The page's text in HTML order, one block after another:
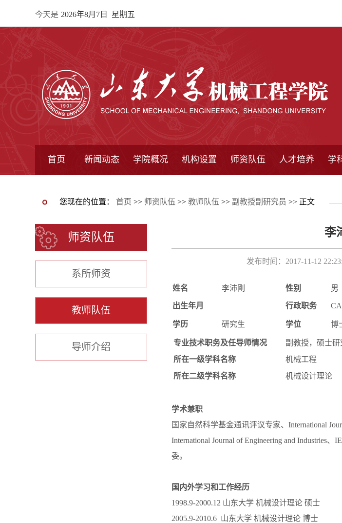
今天是 2026年8月7日 星期五
首页 新闻动态 学院概况 机构设置 师资队伍 人才培养
坛
学
您现在的位置： 首页 >> 师资队伍 >> 教师队伍 >> 副教授副研究员 >> 正文
师资队伍
系所师资
教师队伍
导师介绍
李
发布时间：2017-11-12
姓名 李沛刚 性别 男
出生年月 行政职务
学历 研究生 学位 博
专业技术职务及任导师情况
副教授，硕士研
所在一级学科名称
机械工程
所在二级学科名称
机械设计理论
学术兼职
国家自然科学基金通讯评议专家、International
International Journal of Engineering and Industries
委。
国内外学习和工作经历
1998.9-2000.12 山东大学 机械设计理论 硕士
2005.9-2010.6 山东大学 机械设计理论 博士